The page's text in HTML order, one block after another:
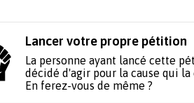
Lancer votre propre pétition
La personne ayant lancé cette
décidé d'agir pour la cause qui la
En ferez-vous de même ?